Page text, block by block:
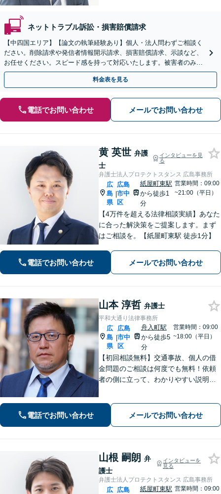
ネットトラブル訴訟・損害賠償請求
【中四国エリア】【論文の執筆経験あり】個人・法人問わずご相談く
ださい。削除請求や発信者情報開示請求、損害賠償請求、示談など、
お任せください。スピード感を持って対応いたします。被害者のみな
らず加害者のご相談も可能です【夜間・休日面談可】
料金表を見る
電話でお問い合わせ メールでお問い合わせ
黄 英世 弁護
士
インタビューを見
る
弁護士法人プロテクトスタンス 広島事務所
広
島
県
|
広島
市中
区
紙屋町東駅
から徒歩1
分
営業時間：09:00
~21:00（平日）
【4万件を超える法律相談実績】あなた
に合った解決策をご提案します。まず
はご相談を。【紙屋町東駅 徒歩1分】
電話でお問い合わせ メールでお問い合わせ
山本 淳哲 弁護士
平和大通り法律事務所
広
島
県
|
広島
市中
区
舟入町駅
から徒歩5
分
営業時間：09:00
~18:00（平日）
【初回相談無料】交通事故、個人の借
金問題のご相談は何度でも無料！依頼
者の側に立って、わかりやすい説明を
軽にご相談ください【WEB面談可】
【広島電鉄舟入町駅・土橋駅徒歩5分】
電話でお問い合わせ メールでお問い合わせ
山根 嗣朗 弁
護士
インタビューを
見る
弁護士法人プロテクトスタンス 広島事務所
広 広島
紙屋町東駅 営業時間：09:00